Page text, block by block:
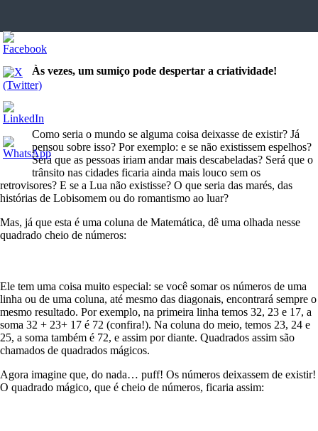
Às vezes, um sumiço pode despertar a criatividade!
Como seria o mundo se alguma coisa deixasse de existir? Já
pensou sobre isso? Por exemplo: e se não existissem espelhos?
Será que as pessoas iriam andar mais descabeladas? Será que o
trânsito nas cidades ficaria ainda mais louco sem os
retrovisores? E se a Lua não existisse? O que seria das marés, das
histórias de Lobisomem ou do romantismo ao luar?
Mas, já que esta é uma coluna de Matemática, dê uma olhada nesse
quadrado cheio de números:
Ele tem uma coisa muito especial: se você somar os números de uma
linha ou de uma coluna, até mesmo das diagonais, encontrará sempre o
mesmo resultado. Por exemplo, na primeira linha temos 32, 23 e 17, a
soma 32 + 23+ 17 é 72 (confira!). Na coluna do meio, temos 23, 24 e
25, a soma também é 72, e assim por diante. Quadrados assim são
chamados de quadrados mágicos.
Agora imagine que, do nada… puff! Os números deixassem de existir!
O quadrado mágico, que é cheio de números, ficaria assim: